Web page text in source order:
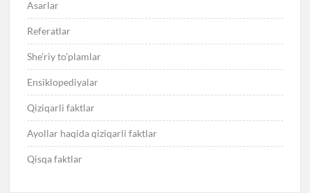
Asarlar
Referatlar
She’riy to’plamlar
Ensiklopediyalar
Qiziqarli faktlar
Ayollar haqida qiziqarli faktlar
Qisqa faktlar